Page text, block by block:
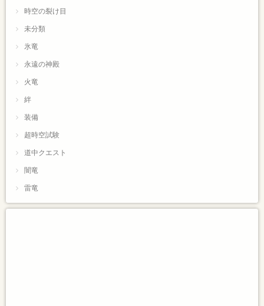
時空の裂け目
未分類
氷竜
永遠の神殿
火竜
絆
装備
超時空試験
道中クエスト
闇竜
雷竜